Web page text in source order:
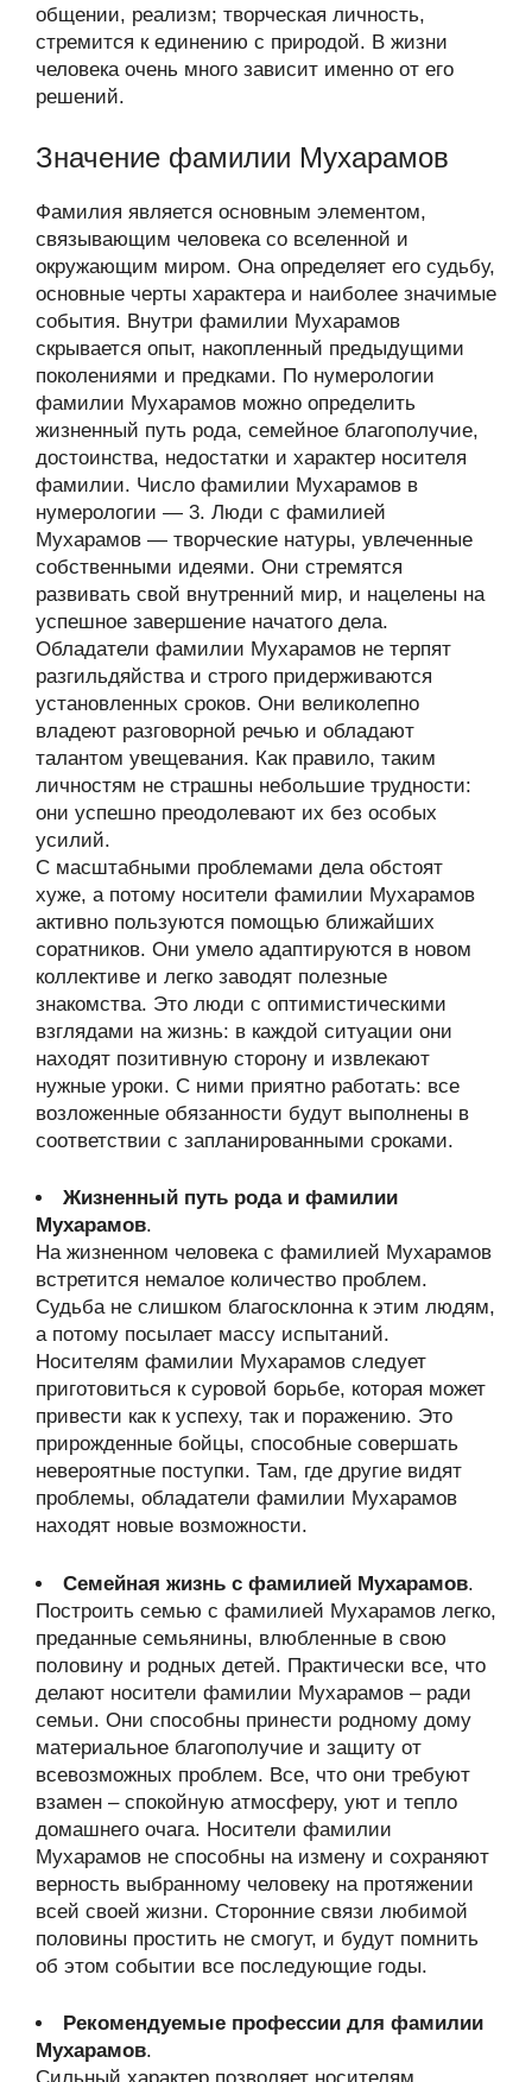
общении, реализм; творческая личность,
стремится к единению с природой. В жизни
человека очень много зависит именно от его
решений.
Значение фамилии Мухарамов
Фамилия является основным элементом,
связывающим человека со вселенной и
окружающим миром. Она определяет его судьбу,
основные черты характера и наиболее значимые
события. Внутри фамилии Мухарамов
скрывается опыт, накопленный предыдущими
поколениями и предками. По нумерологии
фамилии Мухарамов можно определить
жизненный путь рода, семейное благополучие,
достоинства, недостатки и характер носителя
фамилии. Число фамилии Мухарамов в
нумерологии — 3. Люди с фамилией
Мухарамов — творческие натуры, увлеченные
собственными идеями. Они стремятся
развивать свой внутренний мир, и нацелены на
успешное завершение начатого дела.
Обладатели фамилии Мухарамов не терпят
разгильдяйства и строго придерживаются
установленных сроков. Они великолепно
владеют разговорной речью и обладают
талантом увещевания. Как правило, таким
личностям не страшны небольшие трудности:
они успешно преодолевают их без особых
усилий.
С масштабными проблемами дела обстоят
хуже, а потому носители фамилии Мухарамов
активно пользуются помощью ближайших
соратников. Они умело адаптируются в новом
коллективе и легко заводят полезные
знакомства. Это люди с оптимистическими
взглядами на жизнь: в каждой ситуации они
находят позитивную сторону и извлекают
нужные уроки. С ними приятно работать: все
возложенные обязанности будут выполнены в
соответствии с запланированными сроками.
Жизненный путь рода и фамилии
Мухарамов.
На жизненном человека с фамилией Мухарамов
встретится немалое количество проблем.
Судьба не слишком благосклонна к этим людям,
а потому посылает массу испытаний.
Носителям фамилии Мухарамов следует
приготовиться к суровой борьбе, которая может
привести как к успеху, так и поражению. Это
прирожденные бойцы, способные совершать
невероятные поступки. Там, где другие видят
проблемы, обладатели фамилии Мухарамов
находят новые возможности.
Семейная жизнь с фамилией Мухарамов.
Построить семью с фамилией Мухарамов легко,
преданные семьянины, влюбленные в свою
половину и родных детей. Практически все, что
делают носители фамилии Мухарамов – ради
семьи. Они способны принести родному дому
материальное благополучие и защиту от
всевозможных проблем. Все, что они требуют
взамен – спокойную атмосферу, уют и тепло
домашнего очага. Носители фамилии
Мухарамов не способны на измену и сохраняют
верность выбранному человеку на протяжении
всей своей жизни. Сторонние связи любимой
половины простить не смогут, и будут помнить
об этом событии все последующие годы.
Рекомендуемые профессии для фамилии
Мухарамов.